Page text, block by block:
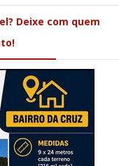
Deixe com quem